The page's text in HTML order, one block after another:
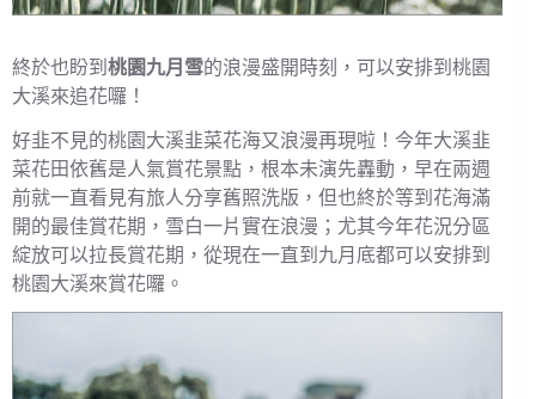
終於也盼到 桃園九月雪的浪漫盛開時刻，可以安排到桃園
大溪來追花囉！
好韭不見的桃園大溪韭菜花海又浪漫再現啦！今年大溪韭
菜花田依舊是人氣賞花景點，根本未演先轟動，早在兩週
前就一直看見有旅人分享舊照洗版，但也終於等到花海滿
開的最佳賞花期，雪白一片實在浪漫；尤其今年花況分區
綻放可以拉長賞花期，從現在一直到九月底都可以安排到
桃園大溪來賞花囉。